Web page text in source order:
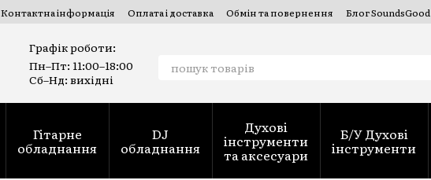
Контактна інформація Оплата і доставка Обмін та повернення Блог SoundsGood
Графік роботи:
Пн–Пт: 11:00–18:00
Сб–Нд: вихідні
Гітарне
обладнання
DJ
обладнання
Духові
інструменти
та аксесуари
Б/У Духові
інструменти